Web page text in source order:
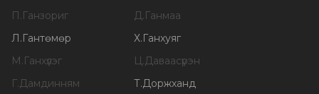
П.Ганзориг Д.Ганмаа
Л.Гантөмөр Х.Ганхуяг
М.Ганхүлэг Ц.Даваасүрэн
Г.Дамдинням Т.Доржханд